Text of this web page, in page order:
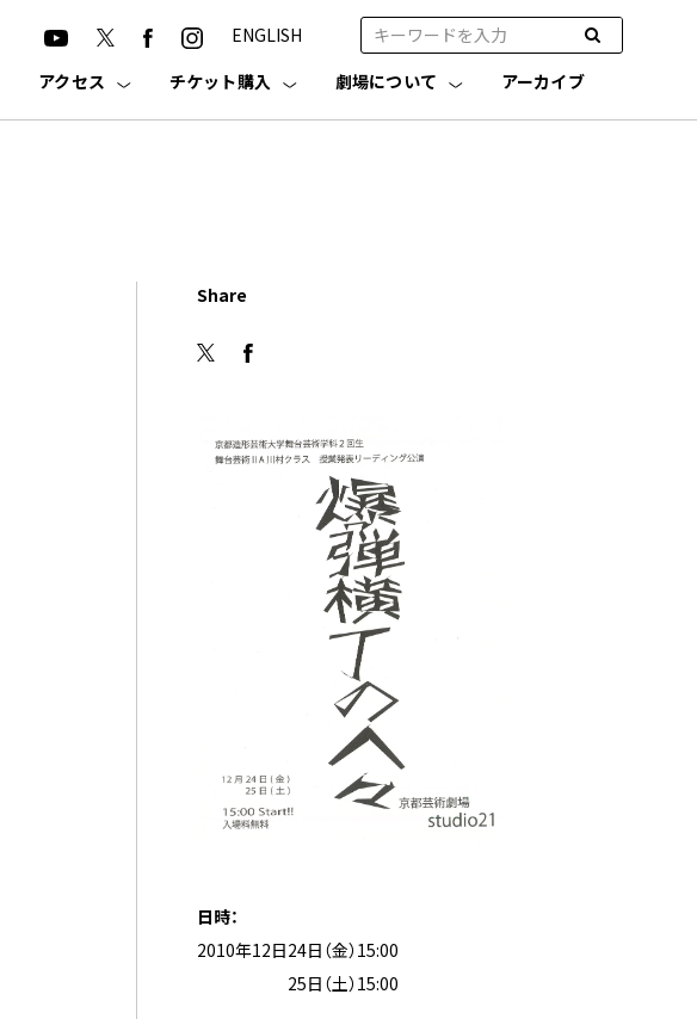
ENGLISH
アクセス チケット購入 劇場について アーカイブ
Share
日時：
2010年12日24日（金）15:00
25日（土）15:00